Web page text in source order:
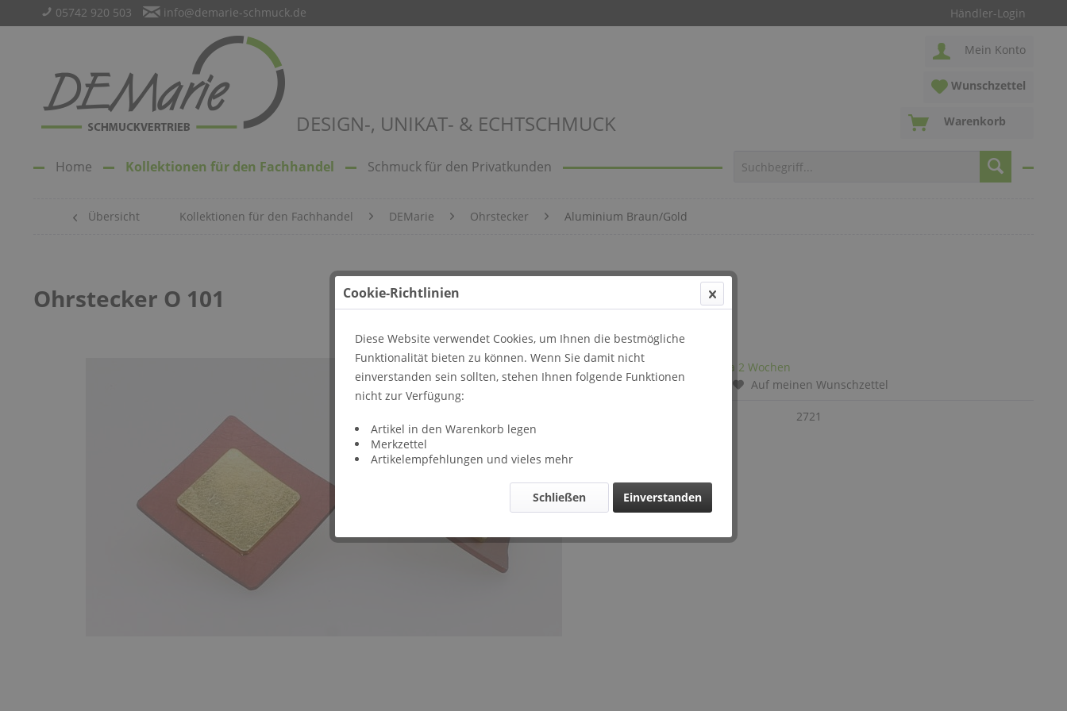
Händler-Login
05742 920 503 info@demarie-schmuck.de
DESIGN-, UNIKAT- & ECHTSCHMUCK
Mein Konto
Wunschzettel
Warenkorb
Home Kollektionen für den Fachhandel Schmuck für den Privatkunden
Übersicht Kollektionen für den Fachhandel DEMarie Ohrstecker Aluminium Braun/Gold
Ohrstecker O 101
Lieferzeit: ca 2 Wochen
Vergleichen
Auf meinen Wunschzettel
2721
Cookie-Richtlinien
Diese Website verwendet Cookies, um Ihnen die bestmögliche
Funktionalität bieten zu können. Wenn Sie damit nicht
einverstanden sein sollten, stehen Ihnen folgende Funktionen
nicht zur Verfügung:
Artikel in den Warenkorb legen
Merkzettel
Artikelempfehlungen und vieles mehr
Einverstanden
Schließen